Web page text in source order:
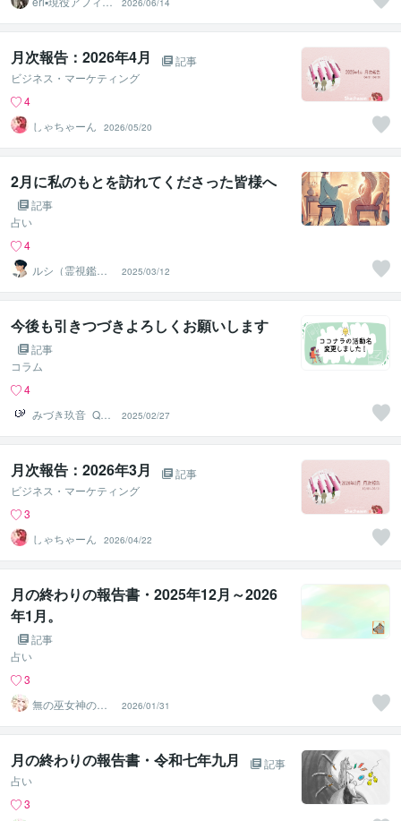
エイター
2026/06/14
月次報告：2026年4月
記事
ビジネス・マーケティング
4
しゃちゃーん
2026/05/20
2月に私のもとを訪れてくださった皆様へ
記事
占い
4
ルシ（霊視鑑定
士）
2025/03/12
今後も引きつづきよろしくお願いします
記事
コラム
4
みづき玖音_Qua
2
2025/02/27
月次報告：2026年3月
記事
ビジネス・マーケティング
3
しゃちゃーん
2026/04/22
月の終わりの報告書・2025年12月～2026
年1月。
記事
占い
3
無の巫女神の狼
龍沾狐（ろうり
ゅうせんこ）
2026/01/31
月の終わりの報告書・令和七年九月
記事
占い
3